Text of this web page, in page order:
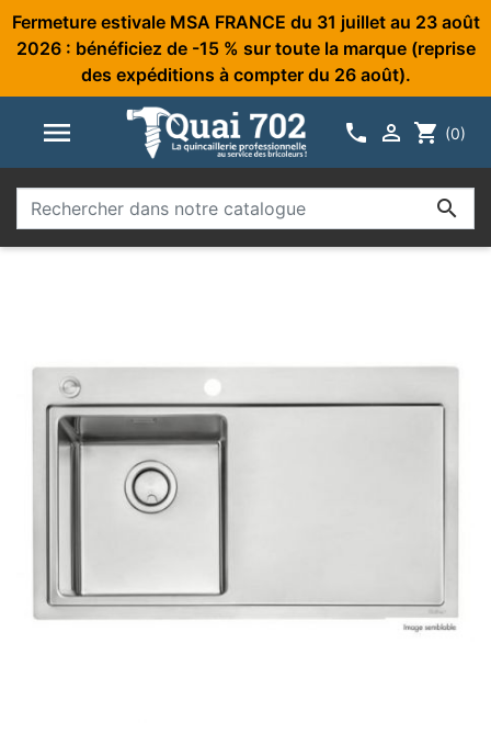
Fermeture estivale MSA FRANCE du 31 juillet au 23 août
2026 : bénéficiez de -15 % sur toute la marque (reprise
des expéditions à compter du 26 août).
   shopping_cart (0)
